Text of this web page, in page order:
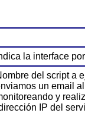
la interface
del script a
un email
y
IP del